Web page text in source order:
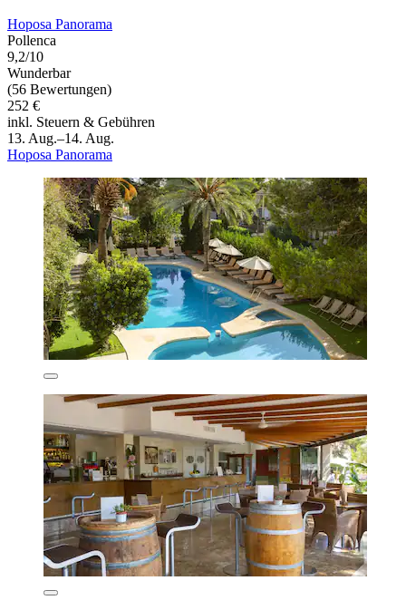
Hoposa Panorama
Pollenca
9,2/10
Wunderbar
(56 Bewertungen)
252 €
inkl. Steuern & Gebühren
13. Aug.–14. Aug.
Hoposa Panorama